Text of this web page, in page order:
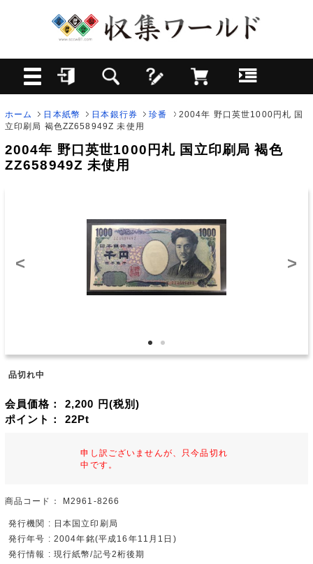
ホーム 日本紙幣 日本銀行券 珍番
2004年 野口英世1000円札 国
立印刷局 褐色ZZ658949Z 未使用
2004年 野口英世1000円札 国立印刷局 褐色
ZZ658949Z 未使用
< >
品切れ中
会員価格： 2,200 円(税別)
ポイント： 22Pt
申し訳ございませんが、只今品切れ
中です。
商品コード： M2961-8266
発行機関 : 日本国立印刷局
発行年号 : 2004年銘(平成16年11月1日)
発行情報 : 現行紙幣/記号2桁後期